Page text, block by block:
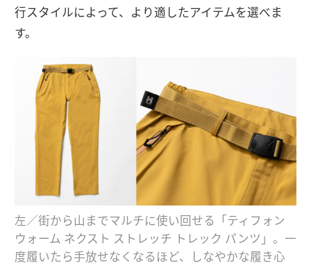
行スタイルによって、より適したアイテムを選べま
す。
左／街から山までマルチに使い回せる「ティフォン
ウォーム ネクスト ストレッチ トレック パンツ」。一
度履いたら手放せなくなるほど、しなやかな履き心